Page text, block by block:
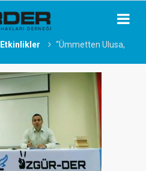
Etkinlikler
“Ümmetten Ulusa,